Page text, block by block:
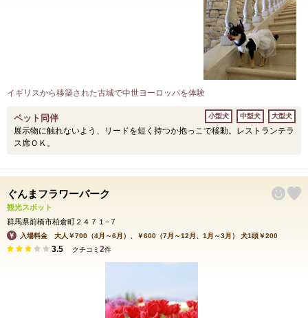
イギリスから移築された古城で中世ヨーロッパを体験
ペット同伴
展示物に触れないよう、リードを短く持つか抱っこで移動。レストランテラ
ス席ＯＫ。
小型犬 中型犬 大型犬
ぐんまフラワーパーク
観光スポット
群馬県前橋市柏倉町２４７１−７
入場料金 大人￥700（4月～6月）、￥600（7月～12月、1月～3月） 犬1頭￥200
3.5 クチコミ 2件